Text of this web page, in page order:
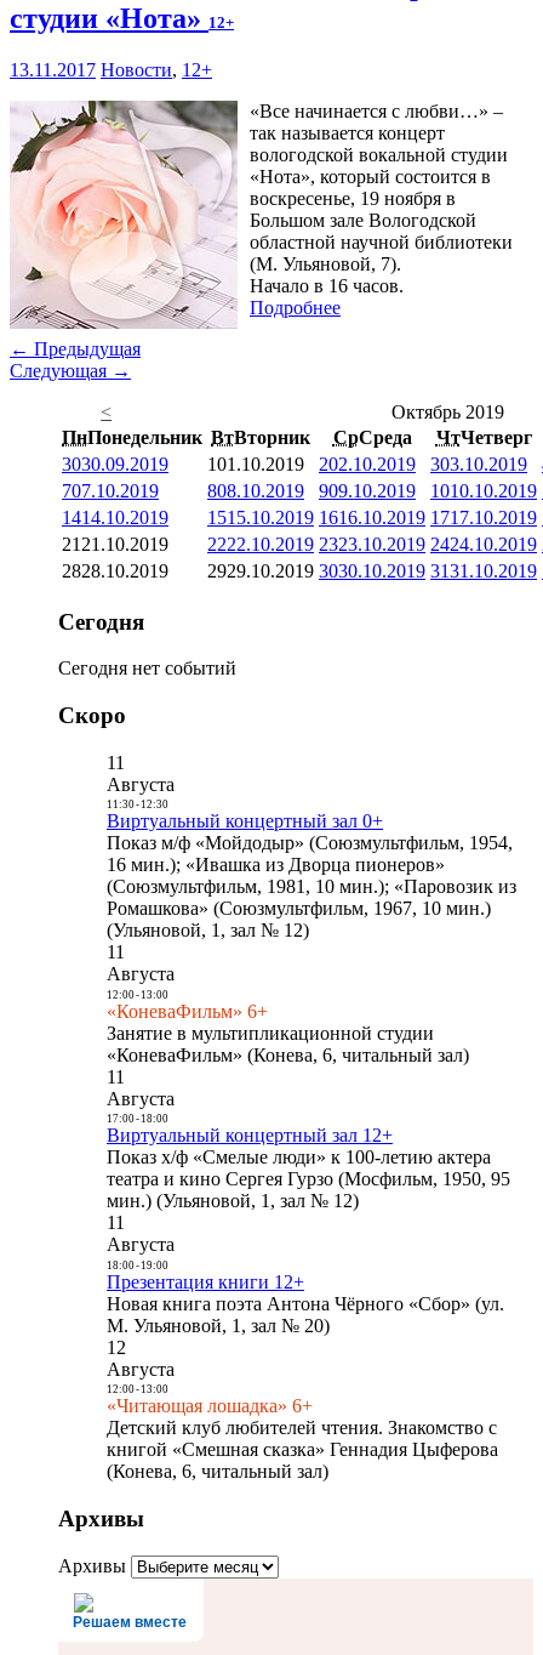
студии «Нота» 12+
13.11.2017 Новости, 12+
«Все начинается с любви…» –
так называется концерт
вологодской вокальной студии
«Нота», который состоится в
воскресенье, 19 ноября в
Большом зале Вологодской
областной научной библиотеки
(М. Ульяновой, 7).
Начало в 16 часов.
Подробнее
← Предыдущая
Следующая →
<
Октябрь 2019
ПнПонедельник ВтВторник СрСреда ЧтЧетверг
3030.09.2019 101.10.2019 202.10.2019 303.10.2019
707.10.2019 808.10.2019 909.10.2019 1010.10.2019
1414.10.2019 1515.10.2019 1616.10.2019 1717.10.2019
21 21.10.2019 2222.10.2019 2323.10.2019 2424.10.2019
2828.10.2019 2929.10.2019 3030.10.2019 3131.10.2019
Сегодня
Сегодня нет событий
Скоро
11
Августа
11:30- 12:30
Виртуальный концертный зал 0+
Показ м/ф «Мойдодыр» (Союзмультфильм, 1954,
16 мин.); «Ивашка из Дворца пионеров»
(Союзмультфильм, 1981, 10 мин.); «Паровозик из
Ромашкова» (Союзмультфильм, 1967, 10 мин.)
(Ульяновой, 1, зал № 12)
11
Августа
12:00- 13:00
«КоневаФильм» 6+
Занятие в мультипликационной студии
«КоневаФильм» (Конева, 6, читальный зал)
11
Августа
17:00- 18:00
Виртуальный концертный зал 12+
Показ х/ф «Смелые люди» к 100-летию актера
театра и кино Сергея Гурзо (Мосфильм, 1950, 95
мин.) (Ульяновой, 1, зал № 12)
11
Августа
18:00- 19:00
Презентация книги 12+
Новая книга поэта Антона Чёрного «Сбор» (ул.
М. Ульяновой, 1, зал № 20)
12
Августа
12:00- 13:00
«Читающая лошадка» 6+
Детский клуб любителей чтения. Знакомство с
книгой «Смешная сказка» Геннадия Цыферова
(Конева, 6, читальный зал)
Архивы
Архивы
Решаем вместе